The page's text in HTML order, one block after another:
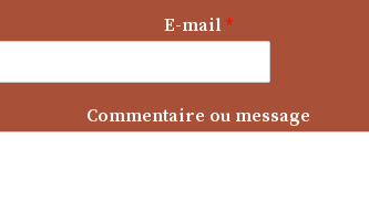
m
e
s
g
E-mail *
Commentaire ou message